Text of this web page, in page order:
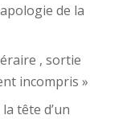
de la
, sortie
incompris »
tête d’un